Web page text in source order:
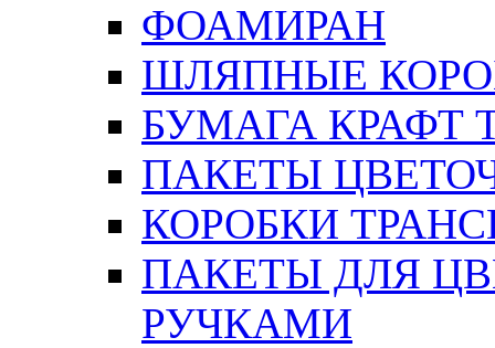
ФОАМИРАН
ШЛЯПНЫЕ
БУМАГА КРАФТ
ПАКЕТЫ
КОРОБКИ
ПАКЕТЫ ДЛЯ
РУЧКАМИ